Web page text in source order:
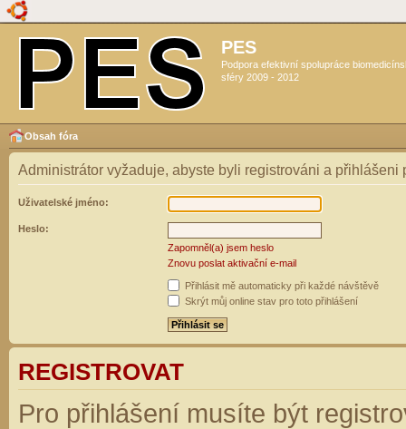
PES
Podpora efektivní spolupráce
sféry 2009 - 2012
Obsah fóra
Administrátor vyžaduje, abyste byli registrováni a přihlášeni
Uživatelské jméno:
Heslo:
Zapomněl(a) jsem heslo
Znovu poslat aktivační e-mail
Přihlásit mě automaticky při každé návštěvě
Skrýt můj online stav pro toto přihlášení
REGISTROVAT
Pro přihlášení musíte být